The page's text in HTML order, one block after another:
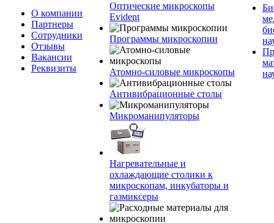
О компании
Партнеры
Сотрудники
Отзывы
Вакансии
Реквизиты
Оптические микроскопы
Evident
Программы микроскопии
Атомно-силовые микроскопы
Антивибрационные столы
Микроманипуляторы
Нагревательные и
охлаждающие столики к
микроскопам, инкубаторы и
газмиксеры